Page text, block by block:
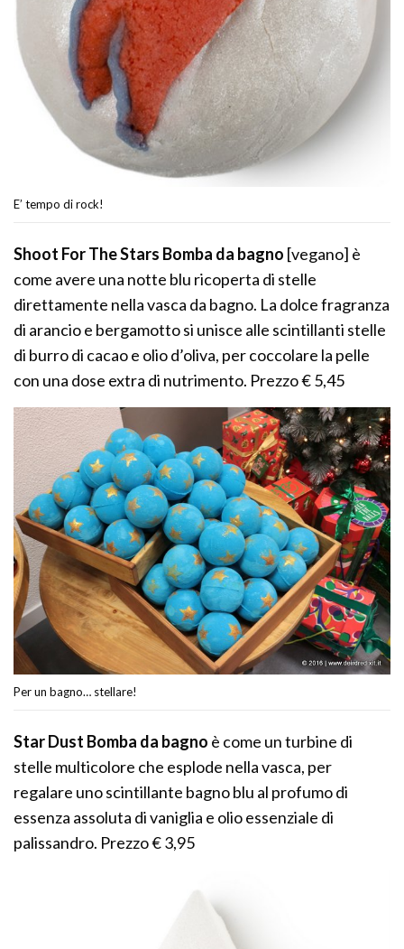
E’ tempo di rock!
Shoot For The Stars Bomba da bagno [vegano] è
come avere una notte blu ricoperta di stelle
direttamente nella vasca da bagno. La dolce fragranza
di arancio e bergamotto si unisce alle scintillanti stelle
di burro di cacao e olio d’oliva, per coccolare la pelle
con una dose extra di nutrimento. Prezzo € 5,45
Per un bagno… stellare!
Star Dust Bomba da bagno è come un turbine di
stelle multicolore che esplode nella vasca, per
regalare uno scintillante bagno blu al profumo di
essenza assoluta di vaniglia e olio essenziale di
palissandro. Prezzo € 3,95